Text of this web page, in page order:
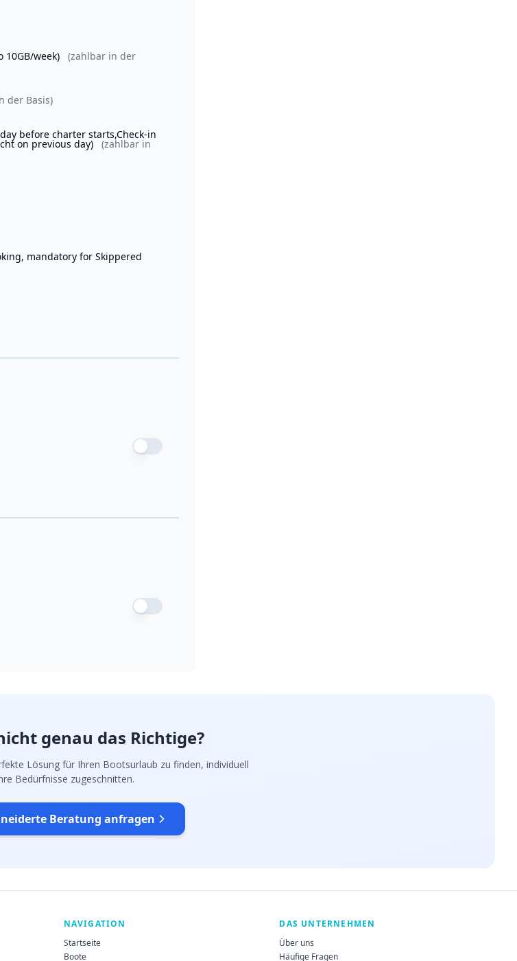
10GB/week)
(zahlbar in der
der Basis)
before charter starts,Check-in
on previous day) (zahlbar in
mandatory for Skippered
genau das Richtige?
Lösung für Ihren Bootsurlaub zu finden, individuell
Bedürfnisse zugeschnitten.
Beratung anfragen
NAVIGATION
Startseite
Boote
DAS UNTERNEHMEN
Über uns
Häufige Fragen